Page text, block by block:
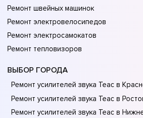
Ремонт швейных машинок
Ремонт электровелосипедов
Ремонт электросамокатов
Ремонт тепловизоров
ВЫБОР ГОРОДА
Ремонт усилителей звука Teac в
Ремонт усилителей звука Teac в
Ремонт усилителей звука Teac в